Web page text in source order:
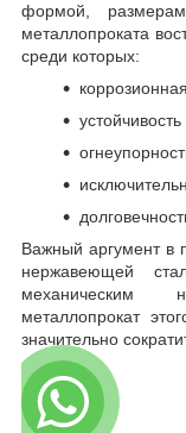
формой,
металлопроката
среди которых:
Важный аргумент в
нержавеющей
механическим
металлопрокат
значительно